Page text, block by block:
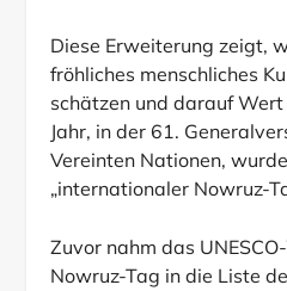
Diese Erweiterung zeigt,
fröhliches menschliches
schätzen und darauf
Jahr, in der 61.
Vereinten Nationen,
„internationaler Nowruz-
Zuvor nahm das
Nowruz-Tag in die Liste